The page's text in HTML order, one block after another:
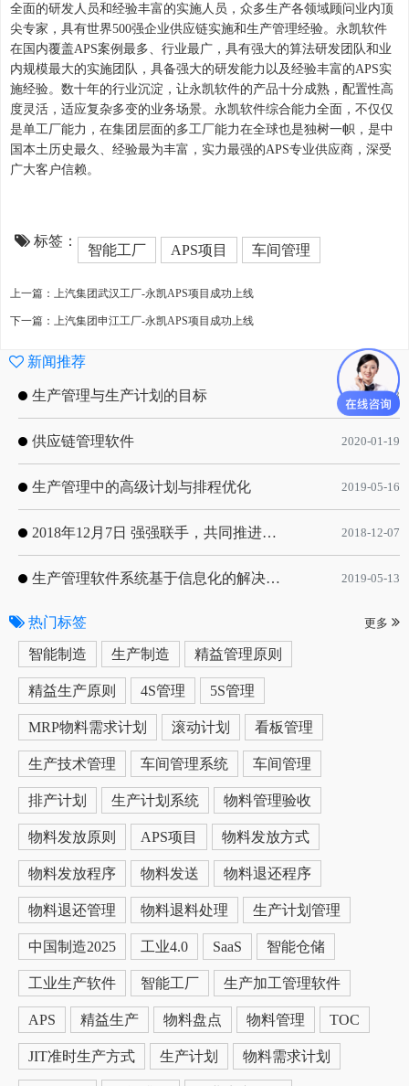
全面的研发人员和经验丰富的实施人员，众多生产各领域顾问业内顶
尖专家，具有世界500强企业供应链实施和生产管理经验。永凯软件
在国内覆盖APS案例最多、行业最广，具有强大的算法研发团队和业
内规模最大的实施团队，具备强大的研发能力以及经验丰富的APS实
施经验。数十年的行业沉淀，让永凯软件的产品十分成熟，配置性高
度灵活，适应复杂多变的业务场景。永凯软件综合能力全面，不仅仅
是单工厂能力，在集团层面的多工厂能力在全球也是独树一帜，是中
国本土历史最久、经验最为丰富，实力最强的APS专业供应商，深受
广大客户信赖。
标签：
智能工厂 APS项目 车间管理
上一篇：上汽集团武汉工厂-永凯APS项目成功上线
下一篇：上汽集团申江工厂-永凯APS项目成功上线
新闻推荐
生产管理与生产计划的目标 2020-09-08
供应链管理软件 2020-01-19
生产管理中的高级计划与排程优化 2019-05-16
2018年12月7日 强强联手，共同推进电子器件领域APS应用典范 风华高科生产自动化工业互联网应用项目-APS项目启动会 2018-12-07
生产管理软件系统基于信息化的解决方案 2019-05-13
热门标签 更多
智能制造 生产制造 精益管理原则
精益生产原则 4S管理 5S管理
MRP物料需求计划 滚动计划 看板管理
生产技术管理 车间管理系统 车间管理
排产计划 生产计划系统 物料管理验收
物料发放原则 APS项目 物料发放方式
物料发放程序 物料发送 物料退还程序
物料退还管理 物料退料处理 生产计划管理
中国制造2025 工业4.0 SaaS 智能仓储
工业生产软件 智能工厂 生产加工管理软件
APS 精益生产 物料盘点 物料管理 TOC
JIT准时生产方式 生产计划 物料需求计划